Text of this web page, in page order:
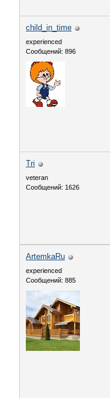
child_in_time
experienced
Сообщений: 896
Tri
veteran
Сообщений: 1626
ArtemkaRu
experienced
Сообщений: 885